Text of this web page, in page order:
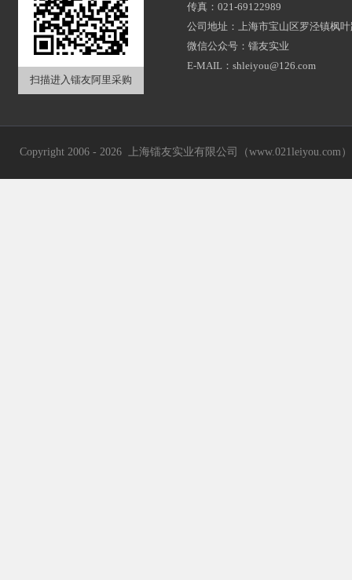
扫描进入镭友阿里采购
传真：021-69122989
公司地址：上海市宝山区罗泾镇枫
微信公众号：镭友实业
E-MAIL：shleiyou@126.com
Copyright 2006 - 2026 上海镭友实业有限公司（